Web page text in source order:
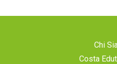
Chi
Costa